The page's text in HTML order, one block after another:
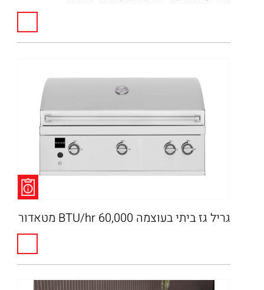
גריל גז ביתי בעוצמה 60,000 BTU/hr מטאדור